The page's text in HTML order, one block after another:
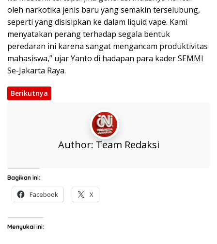
oleh narkotika jenis baru yang semakin terselubung,
seperti yang disisipkan ke dalam liquid vape. Kami
menyatakan perang terhadap segala bentuk
peredaran ini karena sangat mengancam produktivitas
mahasiswa,” ujar Yanto di hadapan para kader SEMMI
Se-Jakarta Raya.
Berikutnya
Author: Team Redaksi
Bagikan ini:
Facebook X
Menyukai ini: